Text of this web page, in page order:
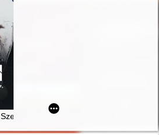
historia Polski i Ukrainy